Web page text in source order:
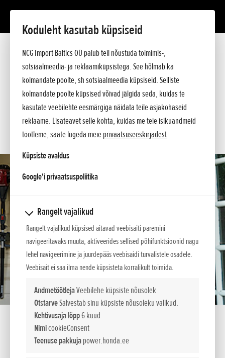
Koduleht kasutab küpsiseid
NCG Import Baltics OÜ palub teil nõustuda toimimis-,
sotsiaalmeedia- ja reklaamiküpsistega. See hõlmab ka
kolmandate poolte, sh sotsiaalmeedia küpsiseid. Selliste
kolmandate poolte küpsised võivad jälgida seda, kuidas te
kasutate veebilehte eesmärgiga näidata teile asjakohaseid
reklaame. Lisateavet selle kohta, kuidas me teie isikuandmeid
töötleme, saate lugeda meieprivaatsuseeskirjadest
Küpsiste avaldus
Google'i privaatsuspoliitikaopens in a new tab
Rangelt vajalikud
Rangelt vajalikud küpsised aitavad veebisaiti paremini
navigeeritavaks muuta, aktiveerides sellised põhifunktsioonid nagu
lehel navigeerimine ja juurdepääs veebisaidi turvalistele osadele.
Veebisait ei saa ilma nende küpsisteta korralikult toimida.
AndmetöötlejaVeebilehe küpsiste nõusolek
OtstarveSalvestab sinu küpsiste nõusoleku valikud.
Kehtivusaja lõpp6 kuud
NimicookieConsent
Teenuse pakkujapower.honda.ee
Tutvustus
Tehnilised andmed
Hinnakiri
Küsi lisa
KÜSI PAKKUMIST
SOOVIN TEENINDUSE AEGA
KONTAKT